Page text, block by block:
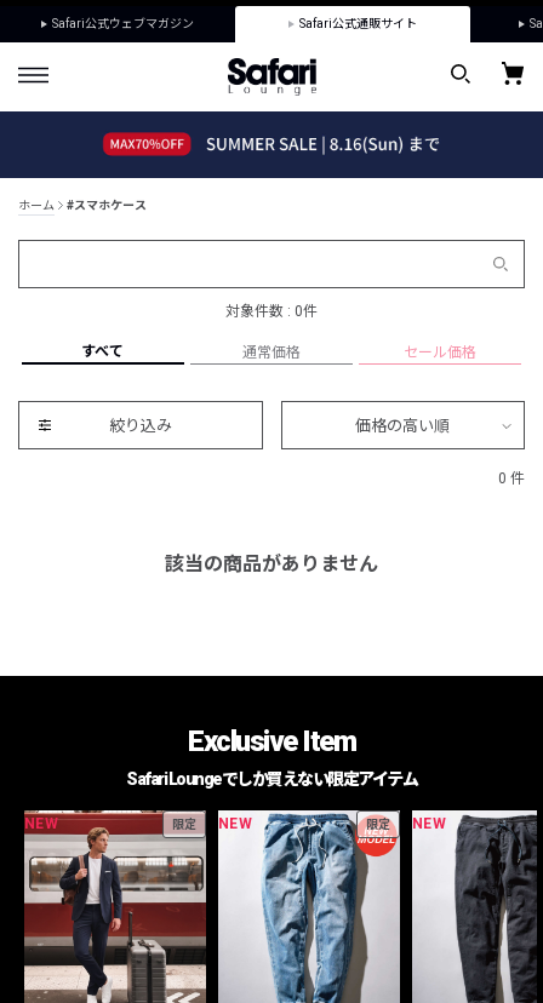
Safari公式ウェブマガジン Safari公式通販サイト
ホーム #スマホケース
対象件数 : 0件
すべて 通常価格 セール価格
絞り込み 価格の高い順
0 件
該当の商品がありません
Exclusive Item
Safari Loungeでしか買えない限定アイテム
NEW 限定 NEW 限定 NEW